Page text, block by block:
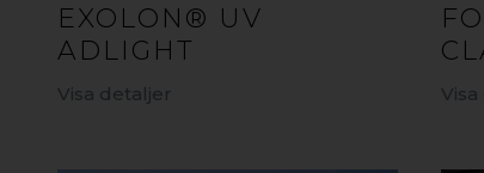
EXOLON® UV
ADLIGHT
Visa detaljer